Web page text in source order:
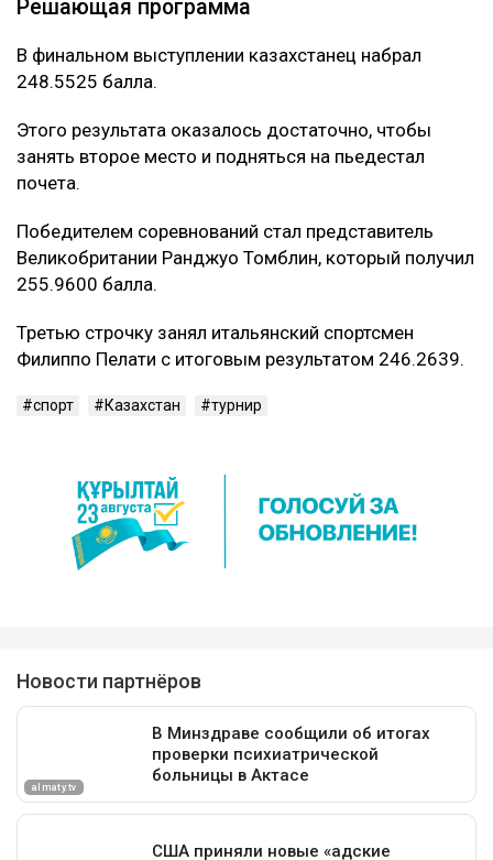
Решающая программа
В финальном выступлении казахстанец набрал
248.5525 балла.
Этого результата оказалось достаточно, чтобы
занять второе место и подняться на пьедестал
почета.
Победителем соревнований стал представитель
Великобритании Ранджуо Томблин, который получил
255.9600 балла.
Третью строчку занял итальянский спортсмен
Филиппо Пелати с итоговым результатом 246.2639.
спорт Казахстан турнир